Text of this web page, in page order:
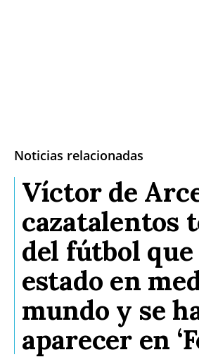
Noticias relacionadas
Víctor de
cazatalentos
del fútbol que
estado en
mundo y se
aparecer en